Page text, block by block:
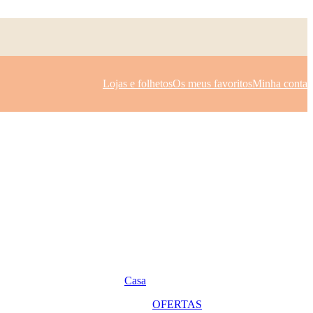
Lojas e folhetosOs meus favoritosMinha conta
Casa
OFERTAS